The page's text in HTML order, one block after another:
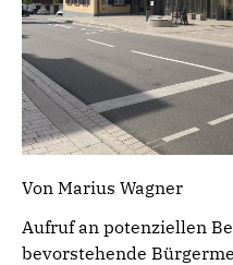
Von Marius Wagner
Aufruf an potenziellen
bevorstehende